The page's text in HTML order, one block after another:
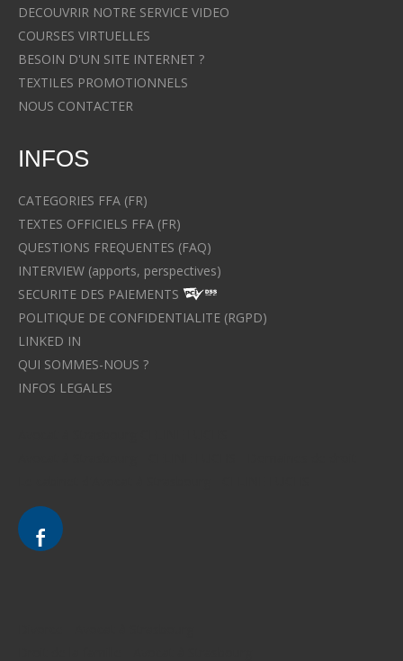
DECOUVRIR NOTRE SERVICE VIDEO
COURSES VIRTUELLES
BESOIN D'UN SITE INTERNET ?
TEXTILES PROMOTIONNELS
NOUS CONTACTER
INFOS
CATEGORIES FFA (FR)
TEXTES OFFICIELS FFA (FR)
QUESTIONS FREQUENTES (FAQ)
INTERVIEW (apports, perspectives)
SECURITE DES PAIEMENTS
POLITIQUE DE CONFIDENTIALITE (RGPD)
LINKED IN
QUI SOMMES-NOUS ?
INFOS LEGALES